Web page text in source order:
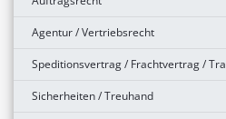
Agentur / Vertriebsrecht
Speditionsvertrag / Frachtvertrag /
Sicherheiten / Treuhand